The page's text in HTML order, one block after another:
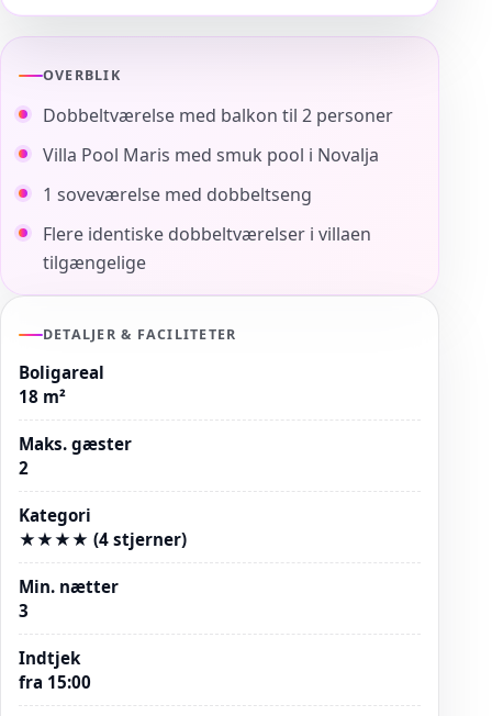
OVERBLIK
Dobbeltværelse med balkon til 2 personer
Villa Pool Maris med smuk pool i Novalja
1 soveværelse med dobbeltseng
Flere identiske dobbeltværelser i villaen
tilgængelige
DETALJER & FACILITETER
Boligareal
18 m²
Maks. gæster
2
Kategori
★★★★ (4 stjerner)
Min. nætter
3
Indtjek
fra 15:00